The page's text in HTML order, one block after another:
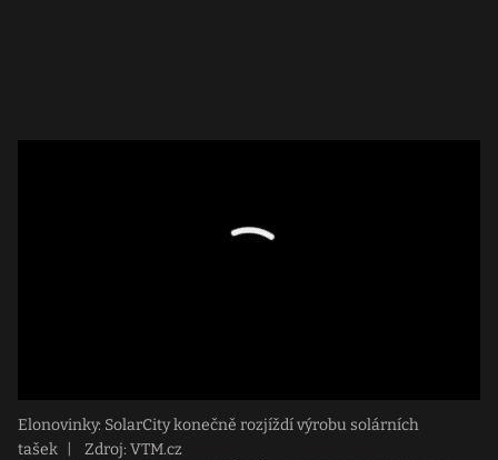
Elonovinky: SolarCity konečně rozjíždí výrobu solárních
tašek
Zdroj: VTM.cz